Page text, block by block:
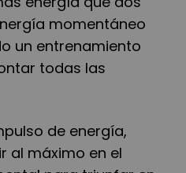
momentáneo
un entrenamiento
todas las
de energía,
al máximo en el